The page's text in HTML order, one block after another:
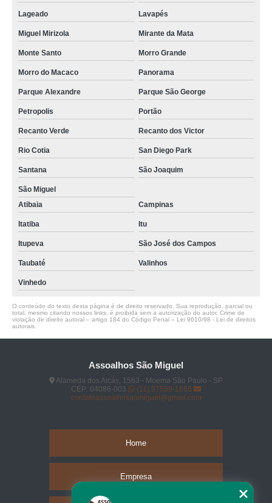
Lageado Lavapés
Miguel Mirizola Mirante da Mata
Monte Santo Morro Grande
Morro do Macaco Panorama
Parque Alexandre Parque São George
Petropolis Portão
Recanto Verde Recanto dos Victor
Rio Cotia San Diego Park
Santana São Joaquim
São Miguel
Atibaia
Campinas
Itatiba Itu
Itupeva São José dos Campos
Taubaté Valinhos
Vinhedo
O conteúdo do texto desta página é de direito reservado. Sua reprodução, parcial ou
total, mesmo citando nossos links, é proibida sem a autorização do autor. Crime de
violação de direito autoral – artigo 184 do Código Penal – Lei 9610/98 - Lei de direitos
autorais
Assoalhos São Miguel
Alameda dos Aicás, 1563 - Moema São Paulo - SP
CEP: 04086-003
(11) 97589-1666
contatoassoalhosaomiguel@gmail.com
Home
Empresa